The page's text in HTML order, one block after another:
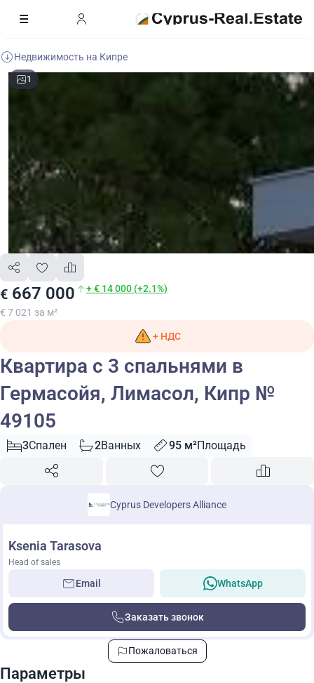
Недвижимость на Кипре
1
€ 667 000 + € 14 000 (+2.1%)
€ 7 021 за м²
+ НДС
Квартира с 3 спальнями в
Гермасойя, Лимасол, Кипр №
49105
3Спален 2Ванных 95 м²Площадь
Cyprus Developers Alliance
Ksenia Tarasova
Head of sales
Email WhatsApp
Заказать звонок
Пожаловаться
Параметры